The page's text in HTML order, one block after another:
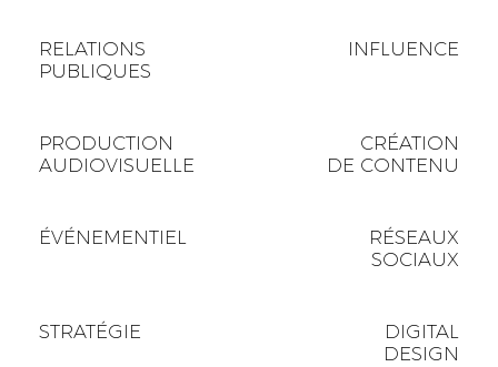
RELATIONS
PUBLIQUES
INFLUENCE
PRODUCTION
AUDIOVISUELLE
CRÉATION
DE CONTENU
ÉVÉNEMENTIEL
RÉSEAUX
SOCIAUX
STRATÉGIE
DIGITAL
DESIGN